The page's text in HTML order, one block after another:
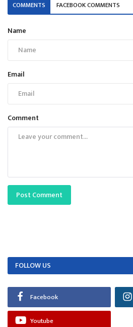
COMMENTS FACEBOOK COMMENTS
Name
Email
Comment
Post Comment
FOLLOW US
Facebook
Youtube